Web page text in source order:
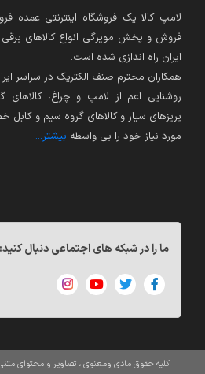
لامپ کالا یک فروشگاه اینترنتی عمده
فروش و پخش مویرگی انواع کالاهای برقی
ایران راه اندازی شده است.
همکاران محترم صنف الکتریک در سراسر
روشنایی اعم از لامپ و چراغ،
پریزهای سیار و کالاهای گروه سیم و
مورد نیاز خود را بی واسطه بیشتر...
ما را در شبکه های اجتماعی دنبال کنید:
کلیه حقوق مادی ومعنوی ، تصاویر و محتوای